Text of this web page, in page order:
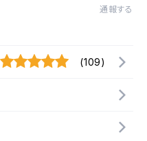
通報する
(109)